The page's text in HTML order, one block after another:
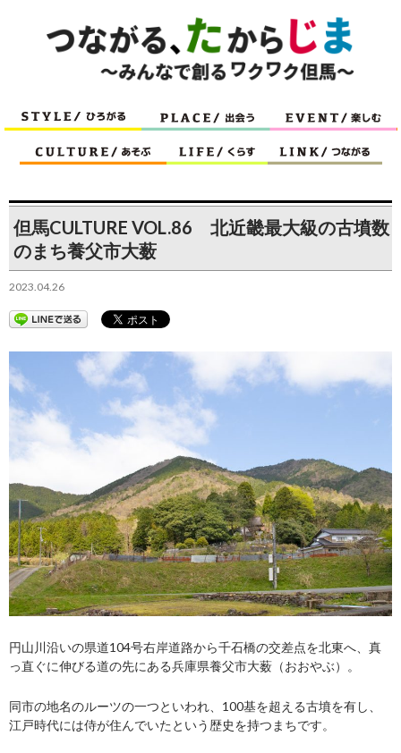
但馬CULTURE VOL.86 北近畿最大級の古墳数
のまち養父市大薮
2023.04.26
円山川沿いの県道104号右岸道路から千石橋の交差点を北東へ、真
っ直ぐに伸びる道の先にある兵庫県養父市大薮（おおやぶ）。
同市の地名のルーツの一つといわれ、100基を超える古墳を有し、
江戸時代には侍が住んでいたという歴史を持つまちです。